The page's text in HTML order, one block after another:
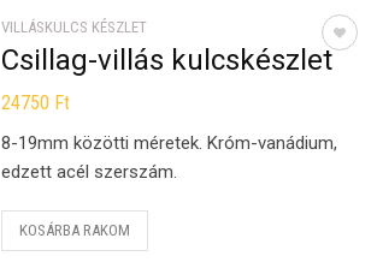
VILLÁSKULCS KÉSZLET
Csillag-villás kulcskészlet
24750 Ft
8-19mm közötti méretek. Króm-vanádium,
edzett acél szerszám.
KOSÁRBA RAKOM